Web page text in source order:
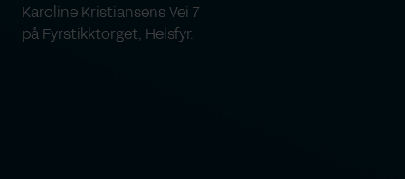
Karoline Kristiansens Vei 7
på Fyrstikktorget, Helsfyr.